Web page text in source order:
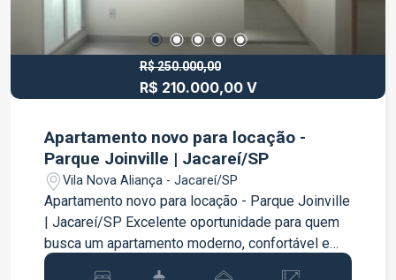
R$ 250.000,00
R$ 210.000,00 V
Apartamento novo para locação -
Parque Joinville | Jacareí/SP
Vila Nova Aliança - Jacareí/SP
Apartamento novo para locação - Parque Joinville
| Jacareí/SP Excelente oportunidade para quem
busca um apartamento moderno, confortável e
com ótima estrutura de lazer. Apartamento novo,